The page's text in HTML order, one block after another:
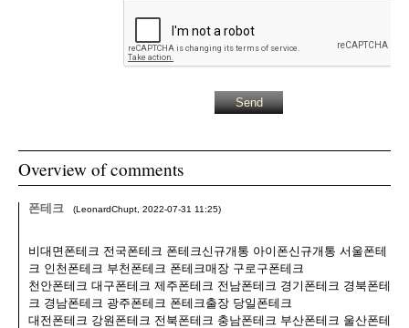
Overview of comments
폰테크 (LeonardChupt 2022-07-31 11:25)
비대면폰테크 전국폰테크 폰테크신규개통 아이폰신규개통 서울폰테
크 인천폰테크 부천폰테크 폰테크매장 구로구폰테크
천안폰테크 대구폰테크 제주폰테크 전남폰테크 경기폰테크 경북폰테
크 경남폰테크 광주폰테크 폰테크출장 당일폰테크
대전폰테크 강원폰테크 전북폰테크 충남폰테크 부산폰테크 울산폰테